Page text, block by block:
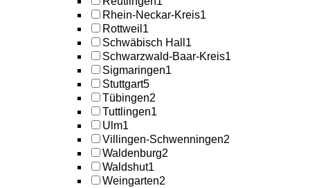
Rhein-Neckar-Kreis1
Rottweil 1
Schwäbisch Hall 1
Schwarzwald-Baar-Kreis1
Sigmaringen1
Stuttgart5
Tübingen2
Tuttlingen1
Ulm1
Villingen-Schwenningen2
Waldenburg2
Waldshut1
Weingarten2